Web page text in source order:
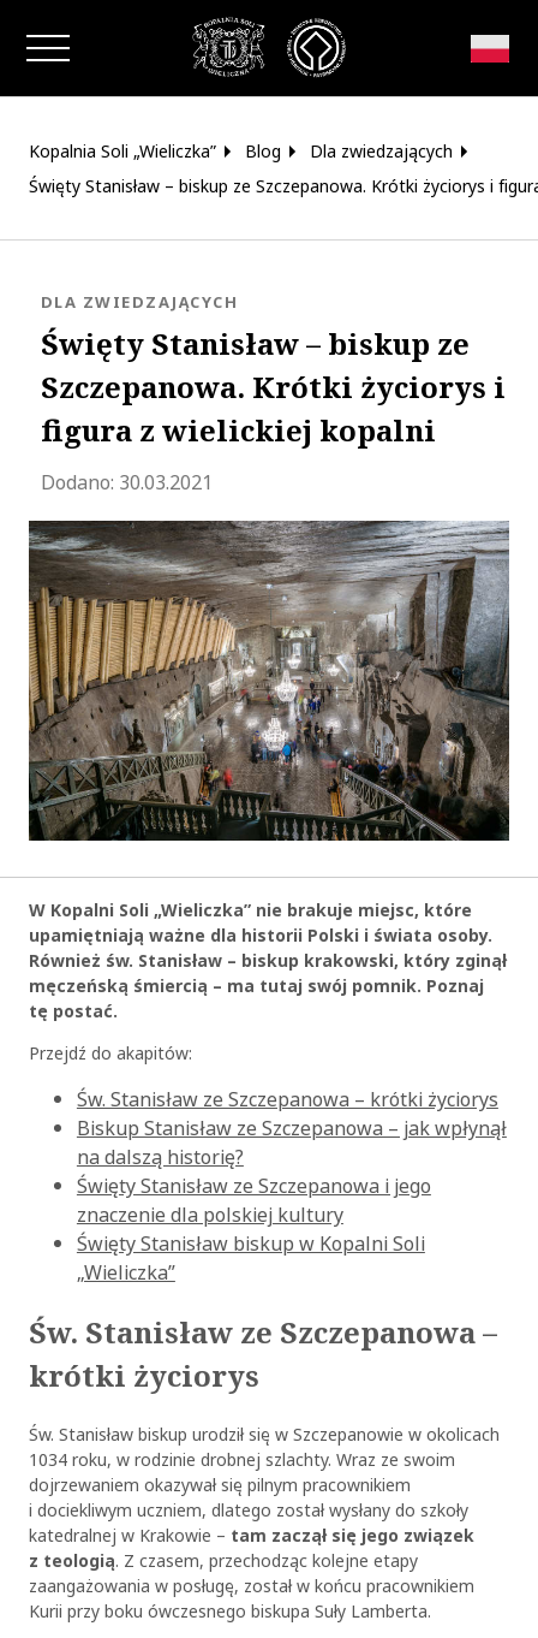
Zamknij okno
Kopalnia Soli „Wieliczka” Blog
Dla zwiedzających
Święty Stanisław – biskup ze Szczepanowa. Krótki życiorys i
Święty Stanisław – biskup ze
Szczepanowa. Krótki życiorys i
figura z wielickiej kopalni
KATEGORIA:
DLA ZWIEDZAJĄCYCH
Dodano: 30.03.2021
W Kopalni Soli „Wieliczka” nie brakuje miejsc, które
upamiętniają ważne dla historii Polski i świata osoby.
Również św. Stanisław – biskup krakowski, który zginął
męczeńską śmiercią – ma tutaj swój pomnik. Poznaj
tę postać.
Przejdź do akapitów:
Św. Stanisław ze Szczepanowa – krótki życiorys
Biskup Stanisław ze Szczepanowa – jak wpłynął
na dalszą historię?
Święty Stanisław ze Szczepanowa i jego
znaczenie dla polskiej kultury
Święty Stanisław biskup w Kopalni Soli
„Wieliczka”
Św. Stanisław ze Szczepanowa –
krótki życiorys
Św. Stanisław biskup urodził się w Szczepanowie w okolicach
1034 roku, w rodzinie drobnej szlachty. Wraz ze swoim
dojrzewaniem okazywał się pilnym pracownikiem
i dociekliwym uczniem, dlatego został wysłany do szkoły
katedralnej w Krakowie – tam zaczął się jego związek
z teologią. Z czasem, przechodząc kolejne etapy
zaangażowania w posługę, został w końcu pracownikiem
Kurii przy boku ówczesnego biskupa Suły Lamberta.